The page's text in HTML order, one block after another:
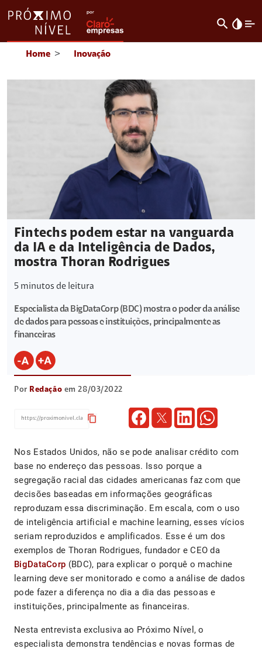
search invert_colors
Home > Inovação
Fintechs podem estar na vanguarda
da IA e da Inteligência de Dados,
mostra Thoran Rodrigues
5 minutos de leitura
Especialista da BigDataCorp (BDC) mostra o poder da análise
de dados para pessoas e instituições, principalmente as
financeiras
Por Redação em 28/03/2022
content_copy
Nos Estados Unidos, não se pode analisar crédito com
base no endereço das pessoas. Isso porque a
segregação racial das cidades americanas faz com que
decisões baseadas em informações geográficas
reproduzam essa discriminação. Em escala, com o uso
de inteligência artificial e machine learning, esses vícios
seriam reproduzidos e amplificados. Esse é um dos
exemplos de Thoran Rodrigues, fundador e CEO da
BigDataCorp (BDC), para explicar o porquê o machine
learning deve ser monitorado e como a análise de dados
pode fazer a diferença no dia a dia das pessoas e
instituições, principalmente as financeiras.
Nesta entrevista exclusiva ao Próximo Nível, o
especialista demonstra tendências e novas formas de